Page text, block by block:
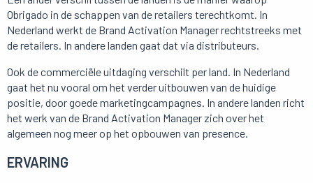
Obrigado in de schappen van de retailers terechtkomt. In
Nederland werkt de Brand Activation Manager rechtstreeks met
de retailers. In andere landen gaat dat via distributeurs.
Ook de commerciële uitdaging verschilt per land. In Nederland
gaat het nu vooral om het verder uitbouwen van de huidige
positie, door goede marketingcampagnes. In andere landen richt
het werk van de Brand Activation Manager zich over het
algemeen nog meer op het opbouwen van presence.
ERVARING